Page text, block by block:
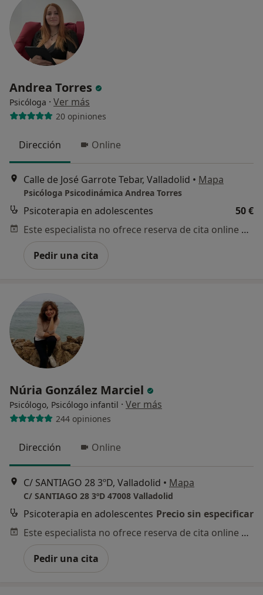
Andrea Torres
Psicóloga · Ver más
20 opiniones
Dirección Online
Calle de José Garrote Tebar, Valladolid • Mapa
Psicóloga Psicodinámica Andrea Torres
Psicoterapia en adolescentes
50 €
Este especialista no ofrece reserva de cita online en esta dirección.
Pedir una cita
Núria González Marciel
Psicólogo, Psicólogo infantil · Ver más
244 opiniones
Dirección Online
C/ SANTIAGO 28 3ºD, Valladolid • Mapa
C/ SANTIAGO 28 3ºD 47008 Valladolid
Psicoterapia en adolescentes Precio sin especificar
Este especialista no ofrece reserva de cita online en esta dirección.
Pedir una cita